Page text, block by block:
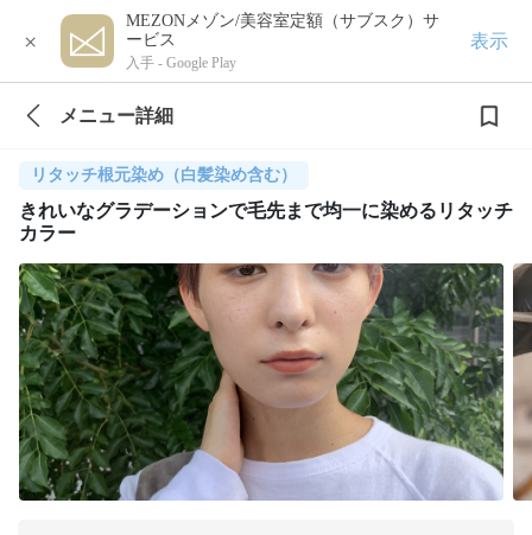
×
MEZONメゾン/美容室定額（サブスク）サ
ービス
入手 - Google Play
表示
メニュー詳細
リタッチ根元染め（白髪染め含む）
きれいなグラデーションで毛先まで均一に染めるリタッチ
カラー